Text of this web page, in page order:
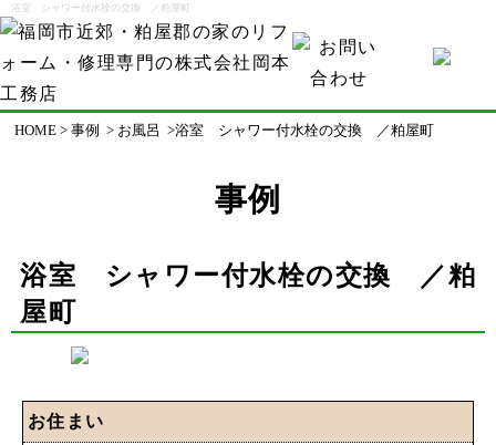
浴室 シャワー付水栓の交換 ／粕屋町
HOME > 事例 > お風呂 >浴室 シャワー付水栓の交換 ／粕屋町
事例
浴室 シャワー付水栓の交換 ／粕
屋町
お住まい